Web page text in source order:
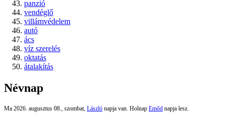
panzió
vendéglő
villámvédelem
autó
ács
víz szerelés
oktatás
átalakítás
Névnap
Ma 2026. augusztus 08., szombat, László napja van. Holnap Emőd napja lesz.